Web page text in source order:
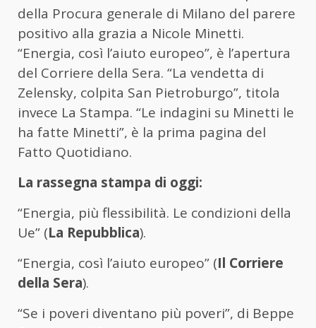
della Procura generale di Milano del parere
positivo alla grazia a Nicole Minetti.
“Energia, così l’aiuto europeo”, è l’apertura
del Corriere della Sera. “La vendetta di
Zelensky, colpita San Pietroburgo”, titola
invece La Stampa. “Le indagini su Minetti le
ha fatte Minetti”, è la prima pagina del
Fatto Quotidiano.
La rassegna stampa di oggi:
“Energia, più flessibilità. Le condizioni della
Ue” (La Repubblica).
“Energia, così l’aiuto europeo” (Il Corriere
della Sera).
“Se i poveri diventano più poveri”, di Beppe